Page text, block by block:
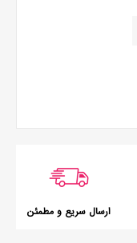
ارسال سریع و مطمئن